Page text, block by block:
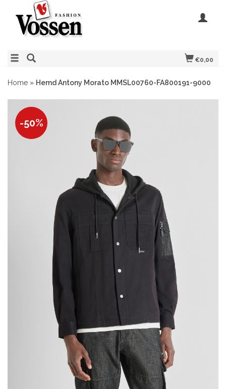
€0,00
Home » Hemd Antony Morato MMSL00760-FA800191-9000
-50%